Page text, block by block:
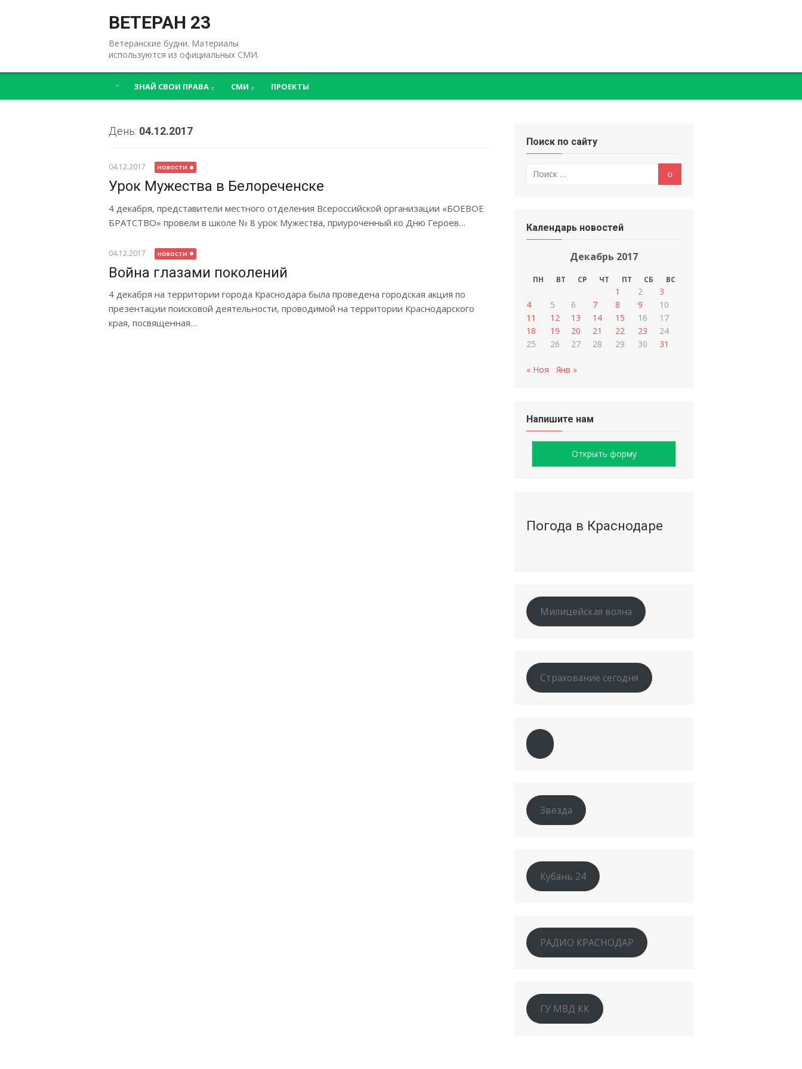
ВЕТЕРАН 23
Ветеранские будни. Материалы
используются из официальных СМИ.
ЗНАЙ СВОИ ПРАВА СМИ ПРОЕКТЫ
День: 04.12.2017
04.12.2017 НОВОСТИ
Урок Мужества в Белореченске
4 декабря, представители местного отделения Всероссийской организации «БОЕВОЕ
БРАТСТВО» провели в школе № 8 урок Мужества, приуроченный ко Дню Героев…
04.12.2017 НОВОСТИ
Война глазами поколений
4 декабря на территории города Краснодара была проведена городская акция по
презентации поисковой деятельности, проводимой на территории Краснодарского
края, посвященная…
Поиск по сайту
по: Поиск
Календарь новостей
Декабрь 2017
ПН ВТ СР ЧТ ПТ СБ ВС
1 2
3
4
5 6 7 8 9
10
11
12 13 14 15 16
17
18
19 20 21 22 23
24
25
26 27 28 29 30 31
« Ноя Янв »
Напишите нам
Открыть форму
Погода в Краснодаре
Милицейская волна
Страхование сегодня
Звезда
Кубань 24
РАДИО КРАСНОДАР
ГУ МВД КК